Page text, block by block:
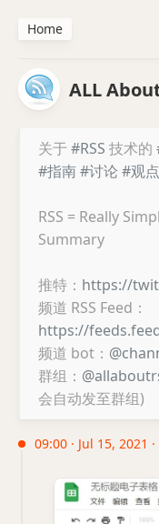
ALL
关于 #RSS 技术的
#指南#讨论 #观点
RSS = Really
Summary
推特： https://
频道 RSS Feed：
https://
频道 bot：
群组：
会自动发至群组)
09:00 · Jul 15, 2021
Home